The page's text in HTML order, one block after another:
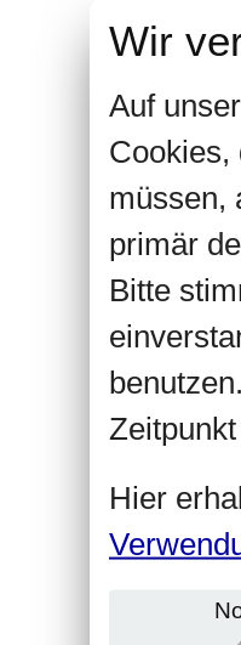
Wir
Auf
Cookies,
müssen,
primär
Bitte
Hier